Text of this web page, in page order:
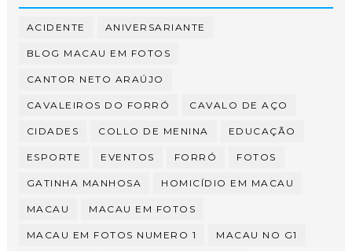
ACIDENTE ANIVERSARIANTE
BLOG MACAU EM FOTOS
CANTOR NETO ARAÚJO
CAVALEIROS DO FORRÓ CAVALO DE AÇO
CIDADES COLLO DE MENINA EDUCAÇÃO
ESPORTE EVENTOS FORRÓ FOTOS
GATINHA MANHOSA HOMICÍDIO EM MACAU
MACAU MACAU EM FOTOS
MACAU EM FOTOS NUMERO 1 MACAU NO G1